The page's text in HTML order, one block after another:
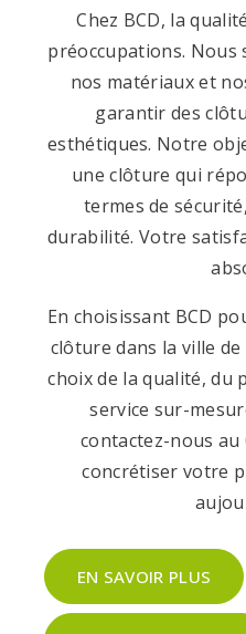
Chez BCD, la
préoccupations. Nous
nos matériaux et
garantir des
esthétiques. Notre
une clôture qui
termes de
durabilité. Votre
En choisissant BCD
clôture dans la ville
choix de la qualité, du
service sur-
contactez-nous au
concrétiser votre
EN SAVOIR PLUS